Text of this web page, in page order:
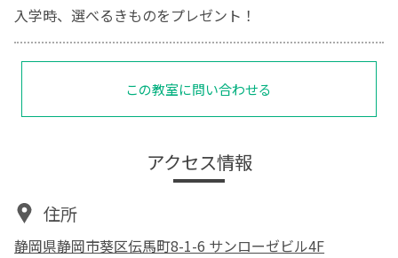
入学時、選べるきものをプレゼント！
この教室に問い合わせる
アクセス情報
住所
静岡県静岡市葵区伝馬町8-1-6 サンローゼビル4F